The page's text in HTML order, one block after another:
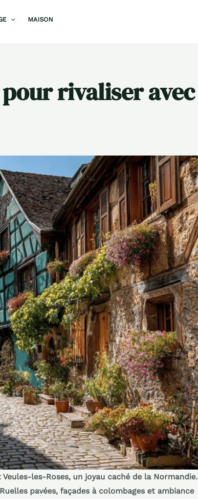
MAISON
rivaliser avec
les-Roses, un joyau caché de la Normandie.
pavées, façades à colombages et ambiance